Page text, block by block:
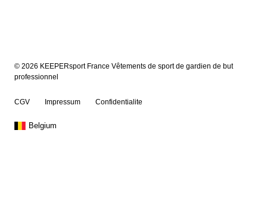
© 2026 KEEPERsport France Vêtements de sport de gardien de but
professionnel
CGV Impressum Confidentialite
Belgium